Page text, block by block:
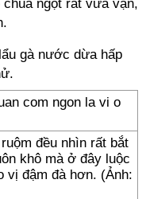
ngọt rất vừa vặn,
gà nước dừa hấp
đều nhìn rất bắt
khô mà ở đây luộc
vị đậm đà hơn. (Ảnh: